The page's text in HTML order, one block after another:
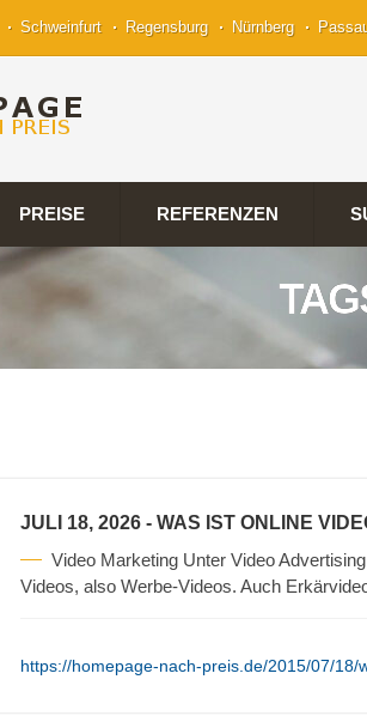
Schweinfurt Regensburg Nürnberg
PREISE REFERENZEN
JULI 18, 2026 - WAS IST ONLINE
Video Marketing Unter Video
Videos, also Werbe-Videos. Auch
https://homepage-nach-preis.de/2015/07/18/